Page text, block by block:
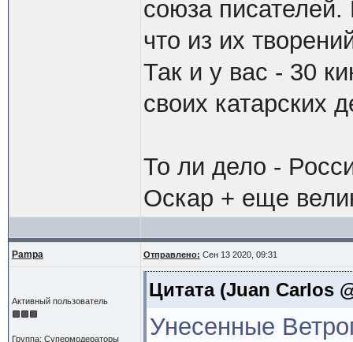
союза писателей.
что из их
Так и у вас - 30
своих катарских
То ли дело -
Оскар + еще
Pampa Отправлено: Сен 13 2020, 09:31
Активный пользователь
Группа: Супермодераторы
Цитата(Juan Carlos
Унесенные